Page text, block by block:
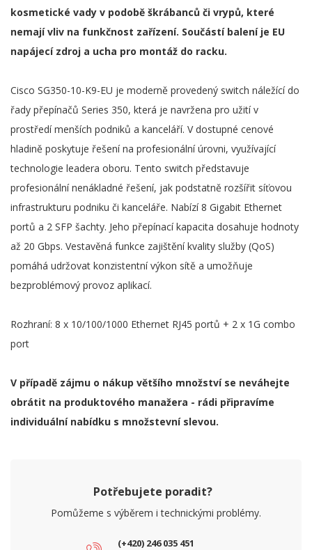
kosmetické vady v podobě škrábanců či vrypů, které
nemají vliv na funkčnost zařízení. Součástí balení je EU
napájecí zdroj a ucha pro montáž do racku.
Cisco SG350-10-K9-EU je moderně provedený switch náležící do
řady přepínačů Series 350, která je navržena pro užití v
prostředí menších podniků a kanceláří. V dostupné cenové
hladině poskytuje řešení na profesionální úrovni, využívající
technologie leadera oboru. Tento switch představuje
profesionální nenákladné řešení, jak podstatně rozšířit síťovou
infrastrukturu podniku či kanceláře. Nabízí 8 Gigabit Ethernet
portů a 2 SFP šachty. Jeho přepínací kapacita dosahuje hodnoty
až 20 Gbps. Vestavěná funkce zajištění kvality služby (QoS)
pomáhá udržovat konzistentní výkon sítě a umožňuje
bezproblémový provoz aplikací.
Rozhraní: 8 x 10/100/1000 Ethernet RJ45 portů + 2 x 1G combo
port
V případě zájmu o nákup většího množství se neváhejte
obrátit na produktového manažera - rádi připravíme
individuální nabídku s množstevní slevou.
Potřebujete poradit?
Pomůžeme s výběrem i technickými problémy.
(+420) 246 035 451